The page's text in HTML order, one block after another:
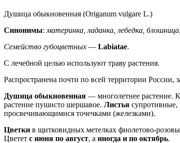
Душица обыкновенная (Origanum vulgare L.)
Синонимы: материнка, ладанка, лебедка,
Семейство губоцветных — Labiatae.
С лечебной целью используют траву растения.
Распространена почти по всей территории
Душица обыкновенная — многолетнее растение.
растение пушисто шершавое. Листья супротивные,
просвечивающимися точечками (железками).
Цветки в щитковидных метелках фиолетово-
Цветет с июня по август, а иногда и по октябрь.